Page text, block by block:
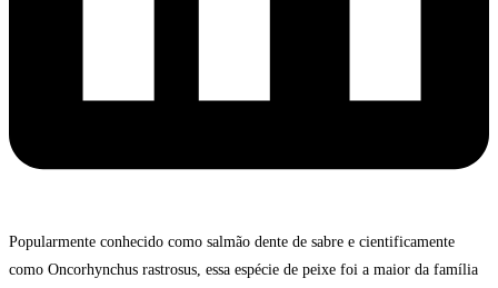
Popularmente conhecido como salmão dente de sabre e cientificamente
como Oncorhynchus rastrosus, essa espécie de peixe foi a maior da família